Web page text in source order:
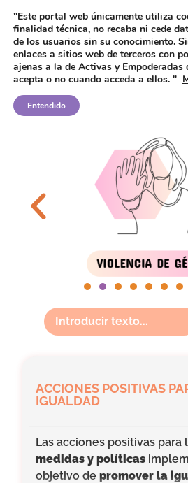
ACCIONES POSITIVAS
IGUALDAD
Las acciones positivas para
medidas y políticas
objetivo depromover la
"Este portal web únicamente utiliza
finalidad técnica, no recaba ni cede
de los usuarios sin su conocimiento.
enlaces a sitios web de terceros con
ajenas a la de Activas y
acepta o no cuando acceda a ellos. "
Entendido